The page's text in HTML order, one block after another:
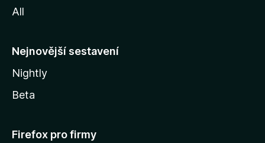
l
y
All
Nejnovější sestavení
Nightly
Beta
Firefox pro firmy